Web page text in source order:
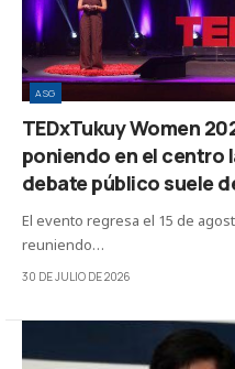
ASG
TEDxTukuy Women
poniendo en el centro
debate público suele
El evento regresa el 15 de
reuniendo…
30 DE JULIO DE 2026